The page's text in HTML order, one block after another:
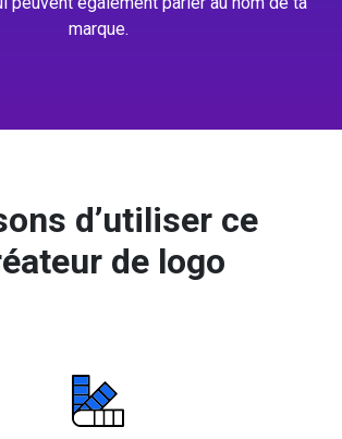
marque.
d’utiliser ce
de logo